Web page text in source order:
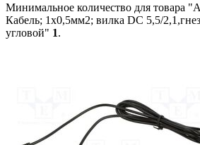
Минимальное количество для товара
Кабель; 1x0,5мм2; вилка DC 5,5/
угловой" 1.